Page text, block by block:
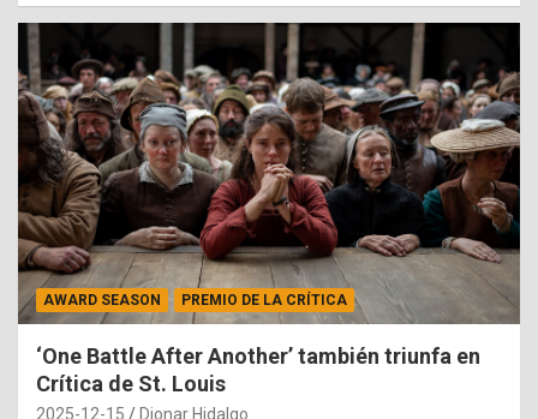
AWARD SEASON PREMIO DE LA CRÍTICA
‘One Battle After Another’ también triunfa en
Crítica de St. Louis
2025-12-15 Dionar Hidalgo